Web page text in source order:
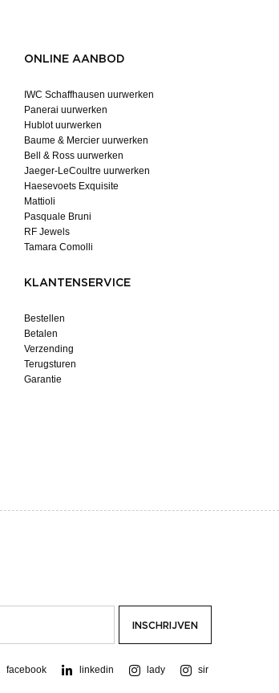
ONLINE AANBOD
IWC Schaffhausen uurwerken
Panerai uurwerken
Hublot uurwerken
Baume & Mercier uurwerken
Bell & Ross uurwerken
Jaeger-LeCoultre uurwerken
Haesevoets Exquisite
Mattioli
Pasquale Bruni
RF Jewels
Tamara Comolli
KLANTENSERVICE
Bestellen
Betalen
Verzending
Terugsturen
Garantie
facebook linkedin lady sir